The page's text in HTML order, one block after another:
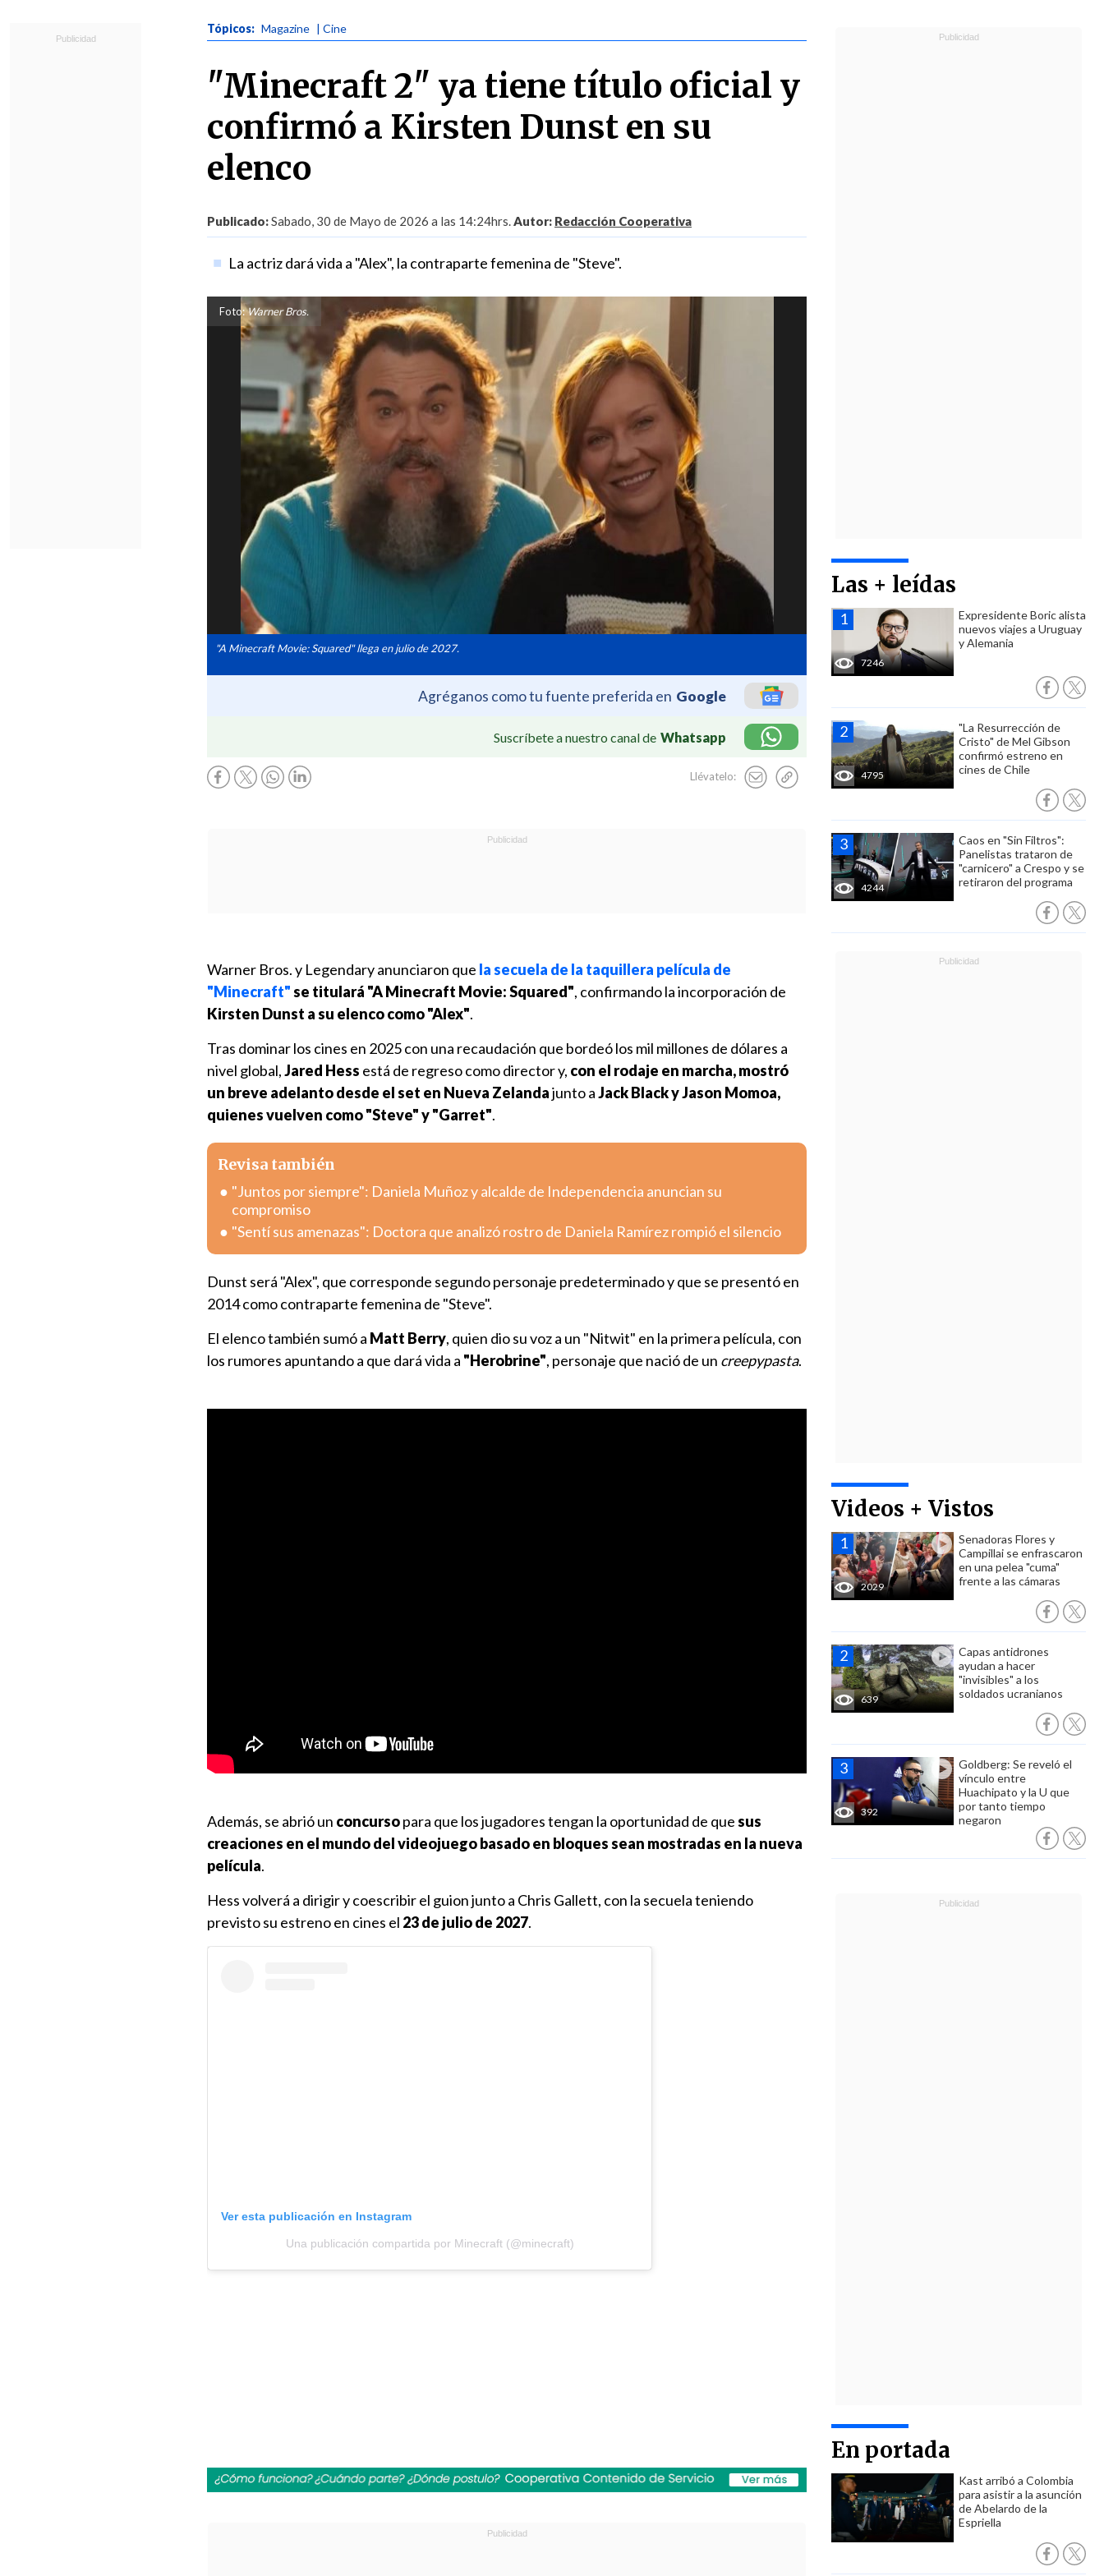
Tópicos: Magazine | Cine
"Minecraft 2" ya tiene título oficial y
confirmó a Kirsten Dunst en su
elenco
Publicado:Sabado, 30 de Mayo de 2026 a las 14:24hrs.Autor: Redacción Cooperativa
La actriz dará vida a "Alex", la contraparte femenina de "Steve".
Foto:Warner Bros.
"A Minecraft Movie: Squared" llega en julio de 2027.
Agréganos como tu fuente preferida en Google
Suscríbete a nuestro canal de Whatsapp
Llévatelo:
Las + leídas
7246
Expresidente Boric alista
nuevos viajes a Uruguay
y Alemania
4795
"La Resurrección de
Cristo" de Mel Gibson
confirmó estreno en
cines de Chile
4244
Caos en "Sin Filtros":
Panelistas trataron de
"carnicero" a Crespo y se
retiraron del programa
Videos + Vistos
2029
Senadoras Flores y
Campillai se enfrascaron
en una pelea "cuma"
frente a las cámaras
639
Capas antidrones
ayudan a hacer
"invisibles" a los
soldados ucranianos
392
Goldberg: Se reveló el
vínculo entre
Huachipato y la U que
por tanto tiempo
negaron
En portada
Kast arribó a Colombia
para asistir a la asunción
de Abelardo de la
Espriella
Warner Bros. y Legendary anunciaron que la secuela de la taquillera película de
"Minecraft"se titulará "A Minecraft Movie: Squared", confirmando la incorporación de
Kirsten Dunst a su elenco como "Alex".
Tras dominar los cines en 2025 con una recaudación que bordeó los mil millones de dólares a
nivel global,Jared Hess está de regreso como director y, con el rodaje en marcha, mostró
un breve adelanto desde el set en Nueva Zelandajunto aJack Black y Jason Momoa,
quienes vuelven como "Steve" y "Garret".
Revisa también
"Juntos por siempre": Daniela Muñoz y alcalde de Independencia anuncian su
compromiso
"Sentí sus amenazas": Doctora que analizó rostro de Daniela Ramírez rompió el silencio
Dunst será "Alex", que corresponde segundo personaje predeterminado y que se presentó en
2014 como contraparte femenina de "Steve".
El elenco también sumó a Matt Berry, quien dio su voz a un "Nitwit" en la primera película, con
los rumores apuntando a que dará vida a "Herobrine", personaje que nació de un creepypasta.
Además, se abrió un concursopara que los jugadores tengan la oportunidad de quesus
creaciones en el mundo del videojuego basado en bloques sean mostradas en la nueva
película.
Hess volverá a dirigir y coescribir el guion junto a Chris Gallett, con la secuela teniendo
previsto su estreno en cines el 23 de julio de 2027.
Ver esta publicación en Instagram
Una publicación compartida por Minecraft (@minecraft)